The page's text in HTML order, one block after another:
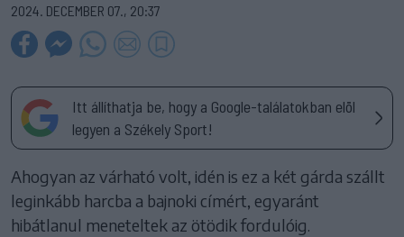
2024. DECEMBER 07., 20:37
Itt állíthatja be, hogy a Google-találatokban elöl
legyen a Székely Sport!
Ahogyan az várható volt, idén is ez a két gárda szállt
leginkább harcba a bajnoki címért, egyaránt
hibátlanul meneteltek az ötödik fordulóig.